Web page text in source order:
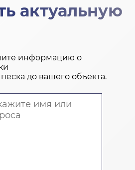
актуальную
информацию о
до вашего объекта.